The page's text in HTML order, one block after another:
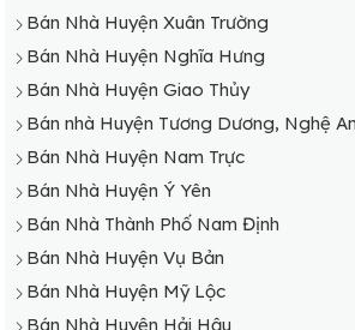
Bán Nhà Huyện Xuân Trường
Bán Nhà Huyện Nghĩa Hưng
Bán Nhà Huyện Giao Thủy
Bán nhà Huyện Tương Dương, Nghệ An
Bán Nhà Huyện Nam Trực
Bán Nhà Huyện Ý Yên
Bán Nhà Thành Phố Nam Định
Bán Nhà Huyện Vụ Bản
Bán Nhà Huyện Mỹ Lộc
Bán Nhà Huyện Hải Hậu